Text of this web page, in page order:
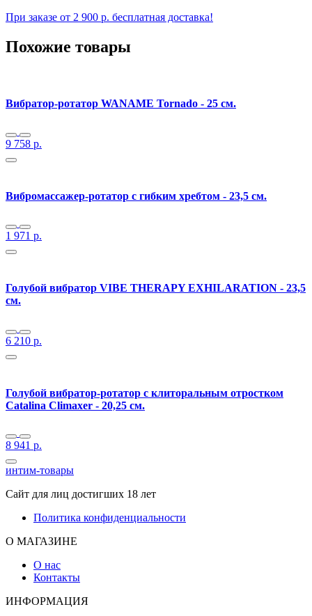
При заказе от 2 900 р. бесплатная доставка!
Похожие товары
Вибратор-ротатор WANAME Tornado - 25 см.
9 758 р.
Вибромассажер-ротатор с гибким хребтом - 23,5 см.
1 971 р.
Голубой вибратор VIBE THERAPY EXHILARATION - 23,5
см.
6 210 р.
Голубой вибратор-ротатор с клиторальным отростком
Catalina Climaxer - 20,25 см.
8 941 р.
интим-товары
Сайт для лиц достигших 18 лет
Политика конфиденциальности
О МАГАЗИНЕ
О нас
Контакты
ИНФОРМАЦИЯ